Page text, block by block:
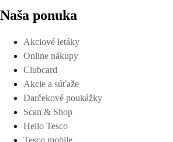
Naša ponuka
Akciové letáky
Online nákupy
Clubcard
Akcie a súťaže
Darčekové poukážky
Scan & Shop
Hello Tesco
Tesco mobile